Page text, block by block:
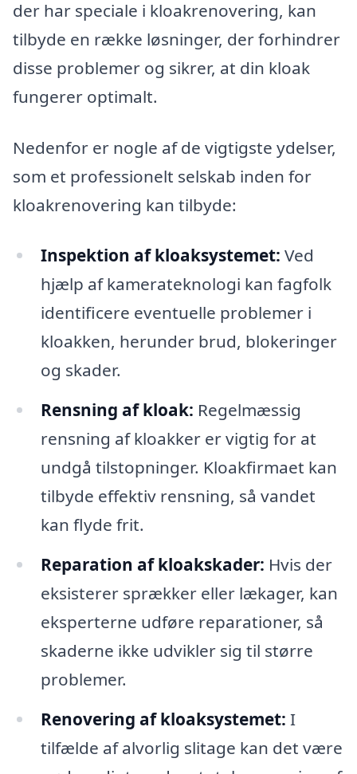
der har speciale i kloakrenovering, kan
tilbyde en række løsninger, der forhindrer
disse problemer og sikrer, at din kloak
fungerer optimalt.
Nedenfor er nogle af de vigtigste ydelser,
som et professionelt selskab inden for
kloakrenovering kan tilbyde:
Inspektion af kloaksystemet: Ved
hjælp af kamerateknologi kan fagfolk
identificere eventuelle problemer i
kloakken, herunder brud, blokeringer
og skader.
Rensning af kloak: Regelmæssig
rensning af kloakker er vigtig for at
undgå tilstopninger. Kloakfirmaet kan
tilbyde effektiv rensning, så vandet
kan flyde frit.
Reparation af kloakskader: Hvis der
eksisterer sprækker eller lækager, kan
eksperterne udføre reparationer, så
skaderne ikke udvikler sig til større
problemer.
Renovering af kloaksystemet: I
tilfælde af alvorlig slitage kan det være